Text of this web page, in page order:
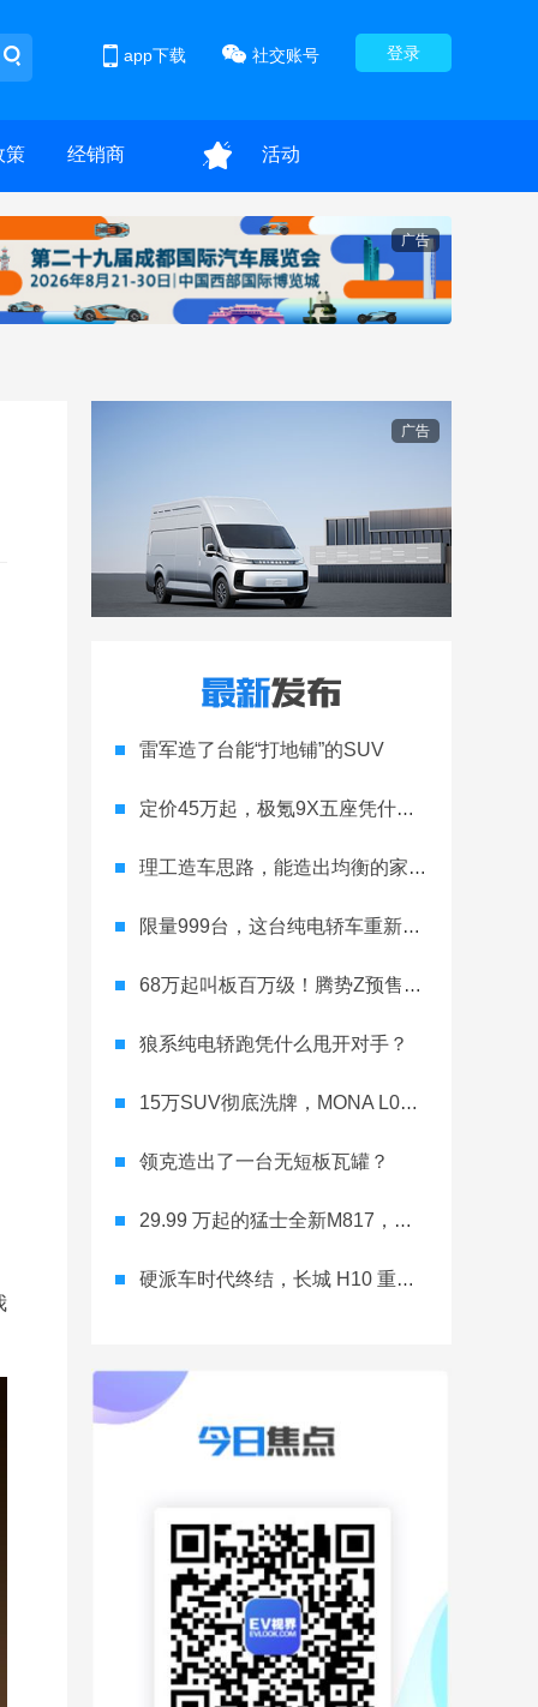
登录
社交账号
app下载
策 经销商 活动
广告
广告
雷军造了台能“打地铺”的SUV
定价45万起，极氪9X五座凭什么领跑高端
理工造车思路，能造出均衡的家用轿跑吗
限量999台，这台纯电轿车重新定义运动家用
68万起叫板百万级！腾势Z预售开启
狼系纯电轿跑凭什么甩开对手？
15万SUV彻底洗牌，MONA L03直接降维打击
领克造出了一台无短板瓦罐？
29.99 万起的猛士全新M817，从此越野不靠老司机
硬派车时代终结，长城 H10 重新洗牌